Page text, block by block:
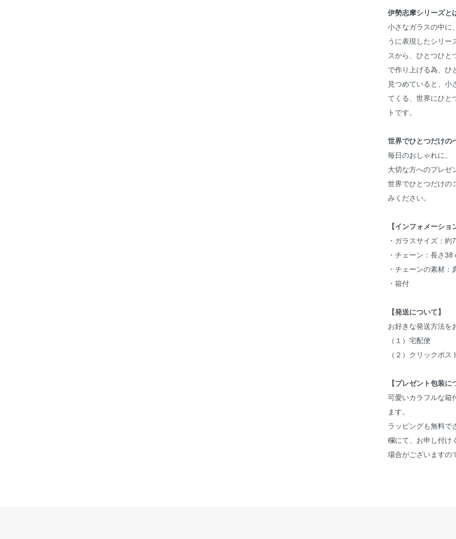
伊勢志摩シリーズと
小さなガラスの中に
うに表現したシリー
スから、ひとつひと
で作り上げる為、ひ
見つめていると、小
てくる、世界にひと
トです。
世界でひとつだけの
毎日のおしゃれに。
大切な方へのプレゼ
世界でひとつだけの
みください。
【インフォメーショ
・ガラスサイズ：約
・チェーン：長さ
・チェーンの素材
・箱付
【発送について】
お好きな発送方法を
（１）宅配便
（２）クリックポス
【プレゼント包装に
可愛いカラフルな箱
ます。
ラッピングも無料で
欄にて、お申し付け
場合がございますの